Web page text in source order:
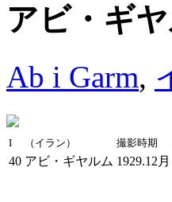
アビ・ギ
Ab i Garm,
I （イラン） 撮影時期
40 アビ・ギヤルム 1929.12月